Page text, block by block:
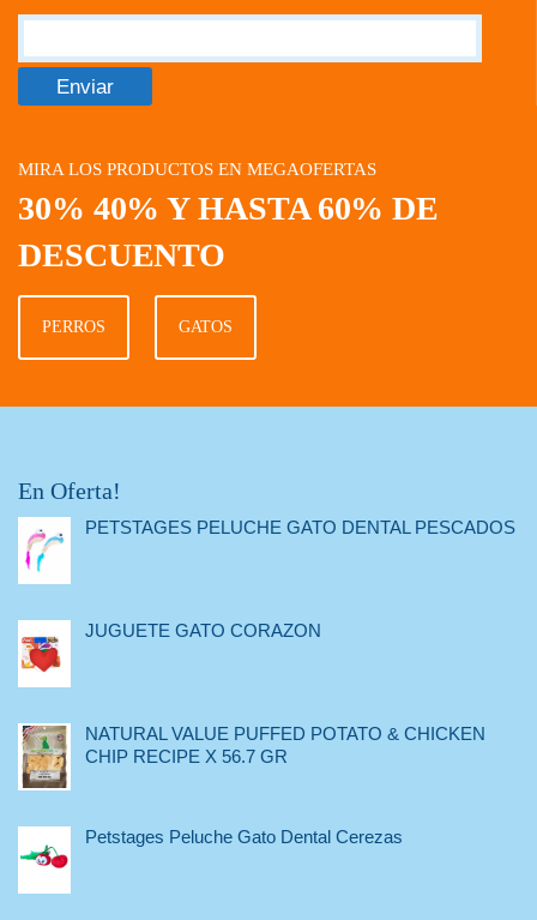
MIRA LOS PRODUCTOS EN MEGAOFERTAS
30% 40% Y HASTA 60% DE
DESCUENTO
PERROS GATOS
En Oferta!
PETSTAGES PELUCHE GATO DENTAL PESCADOS
JUGUETE GATO CORAZON
NATURAL VALUE PUFFED POTATO & CHICKEN
CHIP RECIPE X 56.7 GR
Petstages Peluche Gato Dental Cerezas